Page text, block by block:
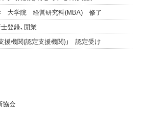
大学院 経営研究科(MBA) 修了
登録、開業
援機関(認定支援機関)」 認定受け
協会